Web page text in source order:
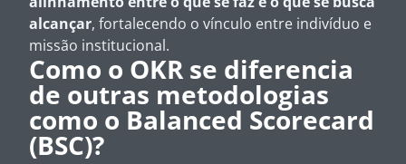
alcançar, fortalecendo o vínculo entre indivíduo e
missão institucional.
Como o OKR se diferencia
de outras metodologias
como o Balanced Scorecard
(BSC)?